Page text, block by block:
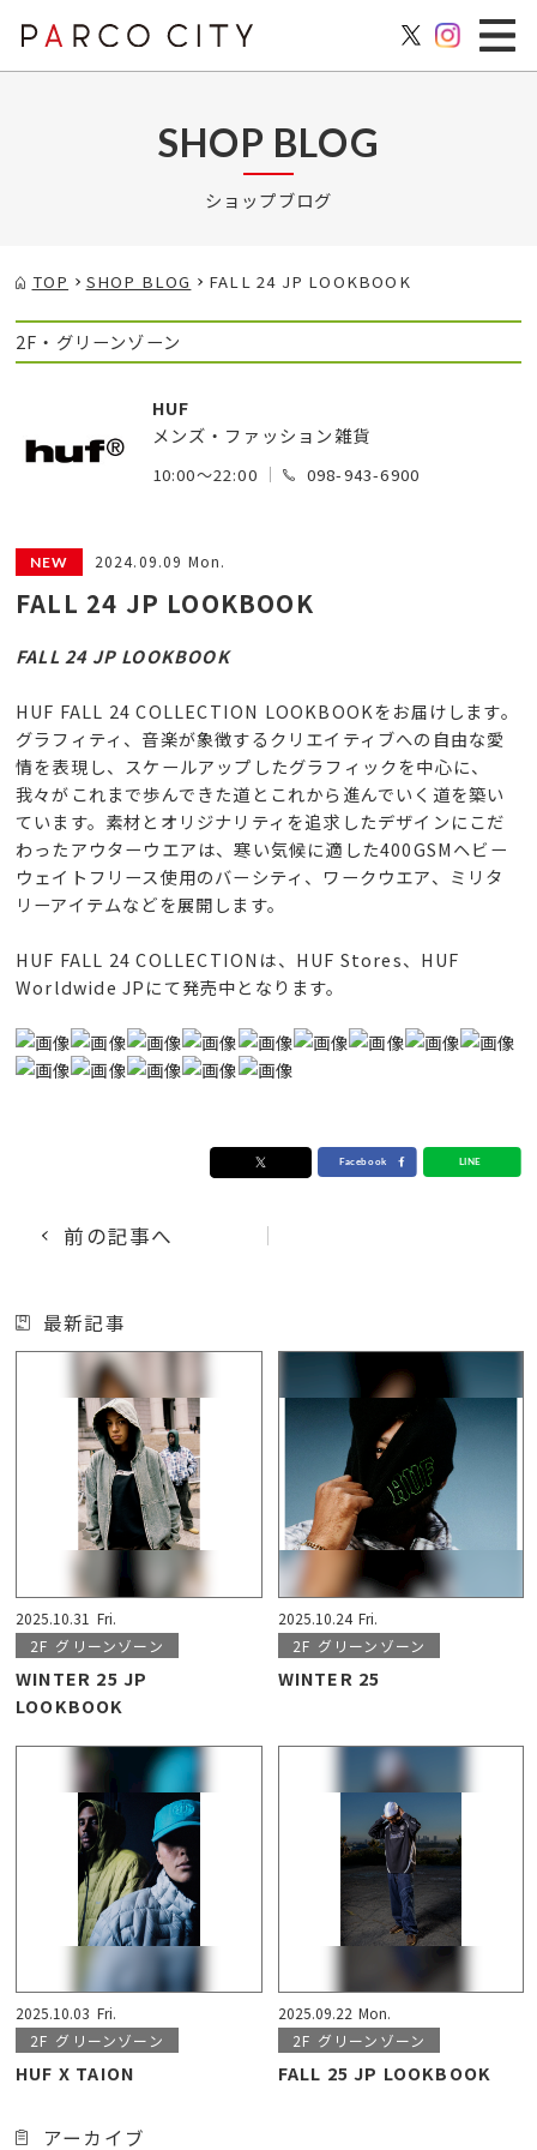
SHOP BLOG
ショップブログ
TOP SHOP BLOG FALL 24 JP LOOKBOOK
2F・グリーンゾーン
HUF
メンズ・ファッション雑貨
10:00～22:00 098-943-6900
2024.09.09 Mon.
FALL 24 JP LOOKBOOK
FALL 24 JP LOOKBOOK
HUF FALL 24 COLLECTION LOOKBOOKをお届けします。
グラフィティ、音楽が象徴するクリエイティブへの自由な愛
情を表現し、スケールアップしたグラフィックを中心に、
我々がこれまで歩んできた道とこれから進んでいく道を築い
ています。素材とオリジナリティを追求したデザインにこだ
わったアウターウエアは、寒い気候に適した400GSMヘビー
ウェイトフリース使用のバーシティ、ワークウエア、ミリタ
リーアイテムなどを展開します。
HUF FALL 24 COLLECTIONは、HUF Stores、HUF
Worldwide JPにて発売中となります。
前の記事へ
最新記事
2025.10.31 Fri.
2F グリーンゾーン
WINTER 25 JP
LOOKBOOK
2025.10.24 Fri.
2F グリーンゾーン
WINTER 25
2025.10.03 Fri.
2F グリーンゾーン
HUF X TAION
2025.09.22 Mon.
2F グリーンゾーン
FALL 25 JP LOOKBOOK
アーカイブ